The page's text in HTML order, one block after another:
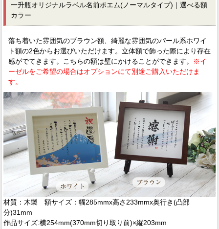
一升瓶オリジナルラベル名前ポエム(ノーマルタイプ)｜選べる額
カラー
落ち着いた雰囲気のブラウン額、綺麗な雰囲気のパール系ホワイ
ト額の2色からお選びいただけます。立体額で飾った際により存在
感がでてきます。こちらの額は壁にかけることができます。
※イ
ーゼルをご希望の場合はオプションにて別途ご購入いただけま
す。
材質：木製 額サイズ：幅285mmx高さ233mmx奥行き(凸部
分)31mm
作品サイズ:横254mm(370mm切り取り前)×縦203mm